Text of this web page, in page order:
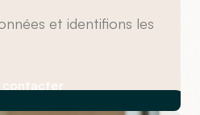
et identifions les
contacter